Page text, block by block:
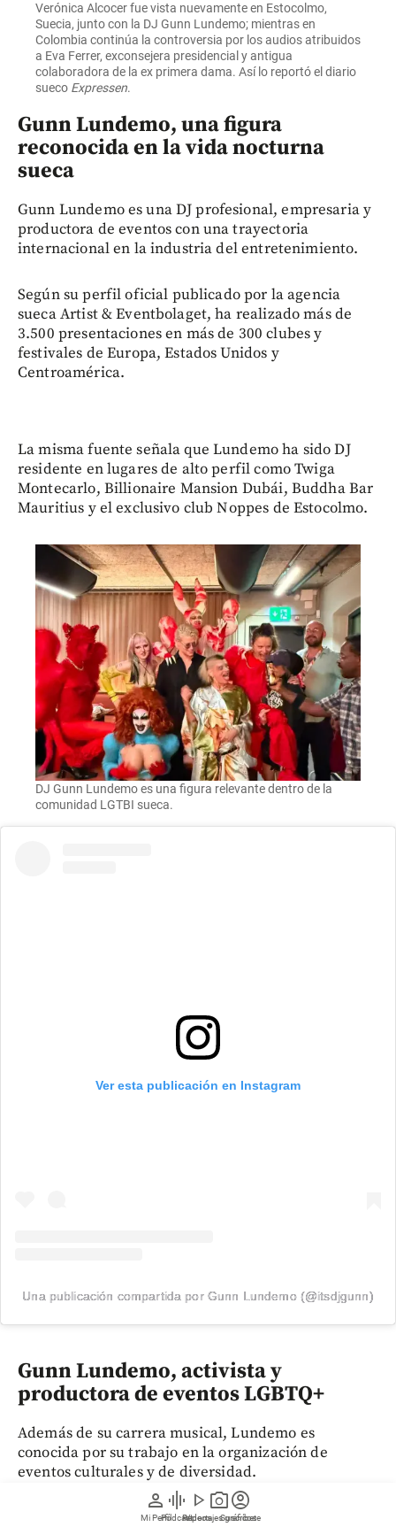
person
Mi Perfil
graphic_eq
Pódcast
play_arrow
Videos
photo_camera
Reportajes gráficos
account_circle
Suscríbete
Verónica Alcocer fue vista nuevamente en Estocolmo,
Suecia, junto con la DJ Gunn Lundemo; mientras en
Colombia continúa la controversia por los audios atribuidos
a Eva Ferrer, exconsejera presidencial y antigua
colaboradora de la ex primera dama. Así lo reportó el diario
sueco Expressen.
Gunn Lundemo, una figura
reconocida en la vida nocturna
sueca
Gunn Lundemo es una DJ profesional, empresaria y
productora de eventos con una trayectoria
internacional en la industria del entretenimiento.
Según su perfil oficial publicado por la agencia
sueca Artist & Eventbolaget, ha realizado más de
3.500 presentaciones en más de 300 clubes y
festivales de Europa, Estados Unidos y
Centroamérica.
La misma fuente señala que Lundemo ha sido DJ
residente en lugares de alto perfil como Twiga
Montecarlo, Billionaire Mansion Dubái, Buddha Bar
Mauritius y el exclusivo club Noppes de Estocolmo.
DJ Gunn Lundemo es una figura relevante dentro de la
comunidad LGTBI sueca.
Ver esta publicación en Instagram
Una publicación compartida por Gunn Lundemo (@itsdjgunn)
Gunn Lundemo, activista y
productora de eventos LGBTQ+
Además de su carrera musical, Lundemo es
conocida por su trabajo en la organización de
eventos culturales y de diversidad.
Su sitio web oficial destaca que ha producido